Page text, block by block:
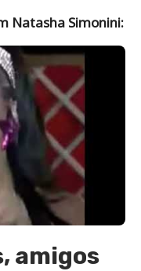
Natasha Simonini:
amigos